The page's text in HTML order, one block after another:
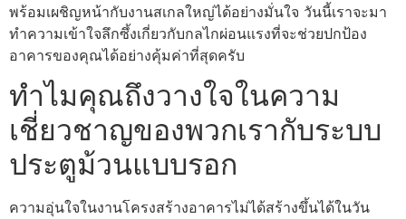
พร้อมเผชิญหน้ากับงานสเกลใหญ่ได้อย่างมั่นใจ วันนี้เราจะมา
ทำความเข้าใจลึกซึ้งเกี่ยวกับกลไกผ่อนแรงที่จะช่วยปกป้อง
อาคารของคุณได้อย่างคุ้มค่าที่สุดครับ
ทำไมคุณถึงวางใจในความ
เชี่ยวชาญของพวกเรากับระบบ
ประตูม้วนแบบรอก
ความอุ่นใจในงานโครงสร้างอาคารไม่ได้สร้างขึ้นได้ในวัน